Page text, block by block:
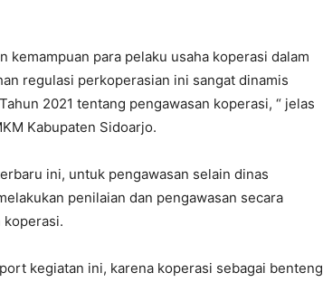
kemampuan para pelaku usaha koperasi dalam
regulasi perkoperasian ini sangat dinamis
2021 tentang pengawasan koperasi, “ jelas
Kabupaten Sidoarjo.
ini, untuk pengawasan selain dinas
penilaian dan pengawasan secara
koperasi.
kegiatan ini, karena koperasi sebagai benteng